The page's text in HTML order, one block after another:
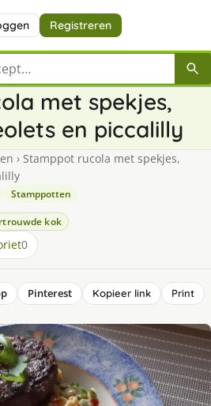
Registreren
met spekjes,
en piccalilly
› Stamppot rucola met spekjes,
Stamppotten
kok
0
Pinterest Kopieer link Print